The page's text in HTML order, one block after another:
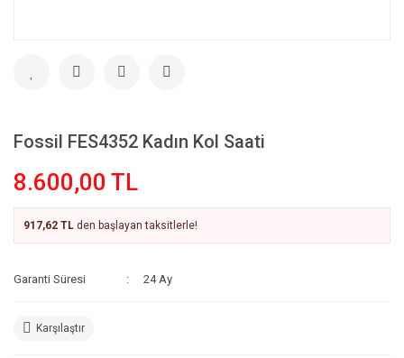
Fossil FES4352 Kadın Kol Saati
8.600,00 TL
917,62 TL den başlayan taksitlerle!
Garanti Süresi 24 Ay
Karşılaştır